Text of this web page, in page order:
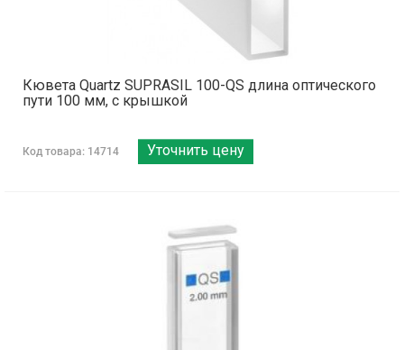
Кювета Quartz SUPRASIL 100-QS длина оптического
пути 100 мм, с крышкой
Код товара: 14714 Уточнить цену